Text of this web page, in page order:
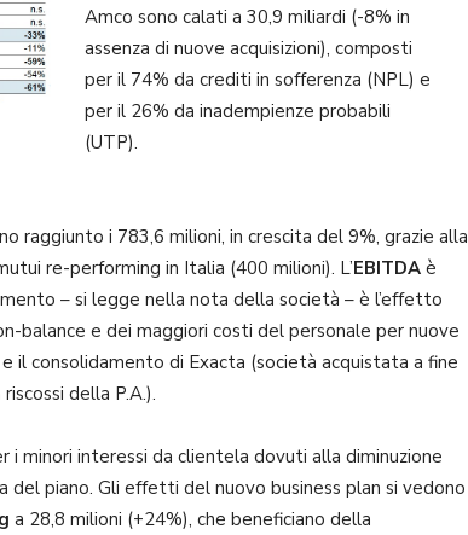
Amco sono calati a 30,9 miliardi (-8% in
assenza di nuove acquisizioni), composti
per il 74% da crediti in sofferenza (NPL) e
per il 26% da inadempienze probabili
(UTP).
raggiunto i 783,6 milioni, in crescita del 9%, grazie alla
re-performing in Italia (400 milioni). L’EBITDA è
– si legge nella nota della società – è l’effetto
balance e dei maggiori costi del personale per nuove
il consolidamento di Exacta (società acquistata a fine
della P.A.).
i minori interessi da clientela dovuti alla diminuzione
del piano. Gli effetti del nuovo business plan si vedono
a 28,8 milioni (+24%), che beneficiano della